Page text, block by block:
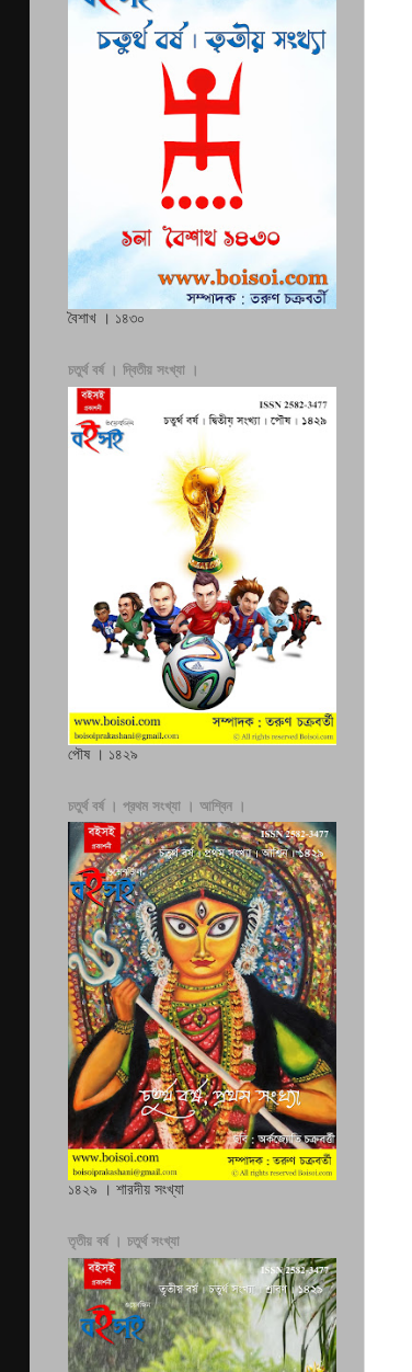
বৈশাখ । ১৪৩০
পৌষ । ১৪২৯
১৪২৯ । শারদীয় সংখ্যা